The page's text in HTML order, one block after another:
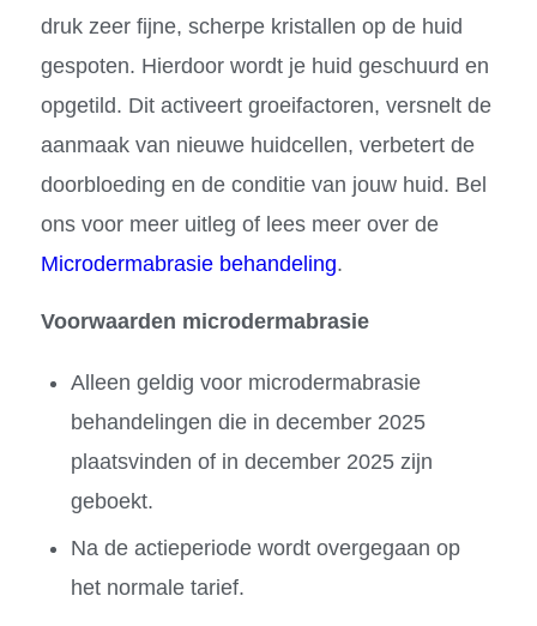
druk zeer fijne, scherpe kristallen op de huid
gespoten. Hierdoor wordt je huid geschuurd en
opgetild. Dit activeert groeifactoren, versnelt de
aanmaak van nieuwe huidcellen, verbetert de
doorbloeding en de conditie van jouw huid. Bel
ons voor meer uitleg of lees meer over de
Microdermabrasie behandeling.
Voorwaarden microdermabrasie
Alleen geldig voor microdermabrasie
behandelingen die in december 2025
plaatsvinden of in december 2025 zijn
geboekt.
Na de actieperiode wordt overgegaan op
het normale tarief.